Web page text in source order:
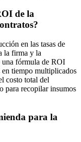
de la
en las tasas de
la firma y la
una fórmula de ROI
en tiempo multiplicados
costo total del
para recopilar insumos
para la